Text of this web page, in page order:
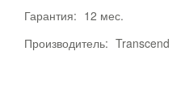
Гарантия: 12 мес.
Производитель: Transcend